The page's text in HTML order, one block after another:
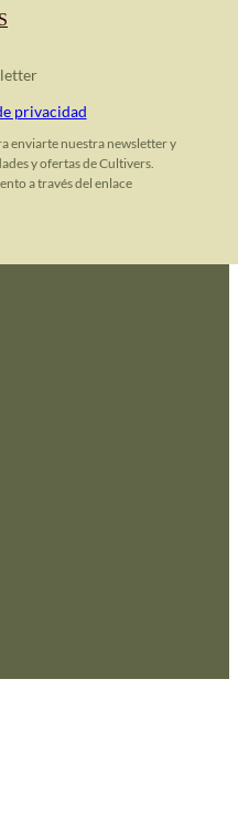
privacidad
enviarte nuestra newsletter y
y ofertas de Cultivers.
a través del enlace